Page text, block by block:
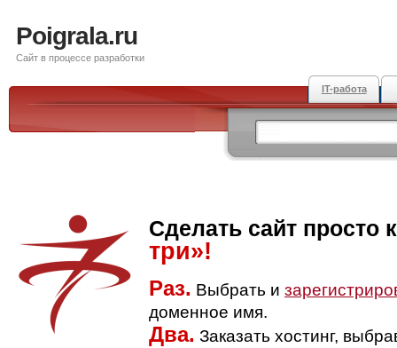
Poigrala.ru
Сайт в процессе разработки
IT-работа
Сделать сайт просто
три»!
Раз. Выбрать и
доменное имя.
Два. Заказать хостинг,